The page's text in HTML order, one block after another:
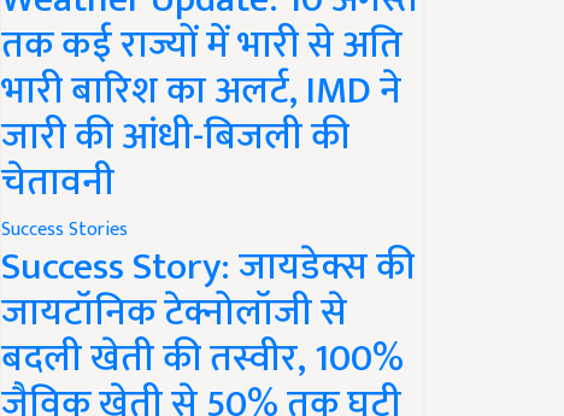
तक कई राज्यों में भारी से अति
भारी बारिश का अलर्ट, IMD ने
जारी की आंधी-बिजली की
चेतावनी
Success Stories
Success Story: जायडेक्स की
जायटॉनिक टेक्नोलॉजी से
बदली खेती की तस्वीर, 100%